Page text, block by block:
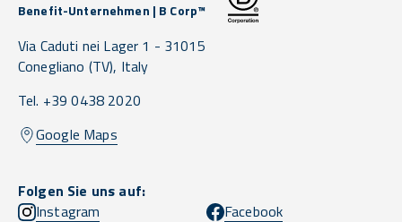
Benefit-Unternehmen | B Corp™
Via Caduti nei Lager 1 - 31015
Conegliano (TV), Italy
Tel. +39 0438 2020
Google Maps
Folgen Sie uns auf:
Instagram
Facebook